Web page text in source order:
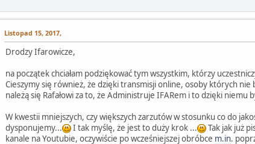
Listopad 15, 2017,
Drodzy Ifarowicze,
na początek chciałam podziękować tym wszystkim, którzy
Cieszymy się również, że dzięki transmisji online, osoby których nie
należą się Rafałowi za to, że Administruje IFARem i to dzięki niemu
W kwestii mniejszych, czy większych zarzutów w stosunku co do
dysponujemy...
I tak myślę, że jest to duży krok ...
Tak jak już
kanale na Youtubie, oczywiście po wcześniejszej obróbce m.in.